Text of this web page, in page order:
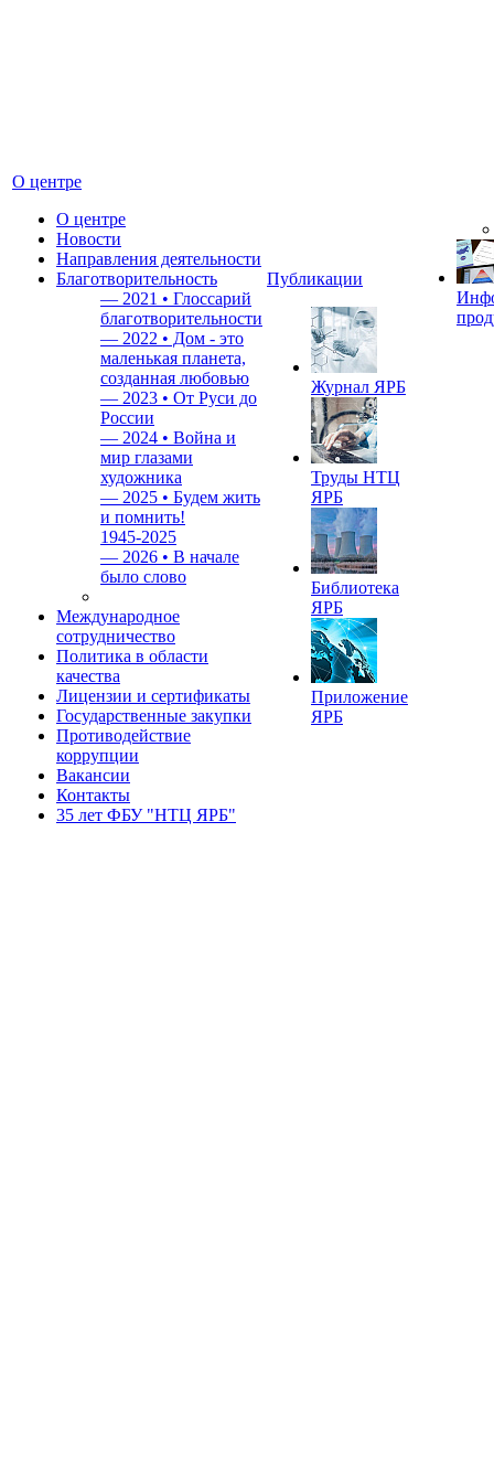
О центре
О центре
Новости
Направления деятельности
Благотворительность
— 2021 • Глоссарий
благотворительности
— 2022 • Дом - это
маленькая планета,
созданная любовью
— 2023 • От Руси до
России
— 2024 • Война и
мир глазами
художника
— 2025 • Будем жить
и помнить!
1945-2025
— 2026 • В начале
было слово
Международное
сотрудничество
Политика в области
качества
Лицензии и сертификаты
Государственные закупки
Противодействие
коррупции
Вакансии
Контакты
35 лет ФБУ "НТЦ ЯРБ"
Публикации
Журнал ЯРБ
Труды НТЦ
ЯРБ
Библиотека
ЯРБ
Приложение
ЯРБ